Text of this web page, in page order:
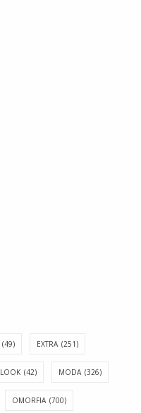
(49) EXTRA (251)
LOOK (42) MODA (326)
OMORFIA (700)